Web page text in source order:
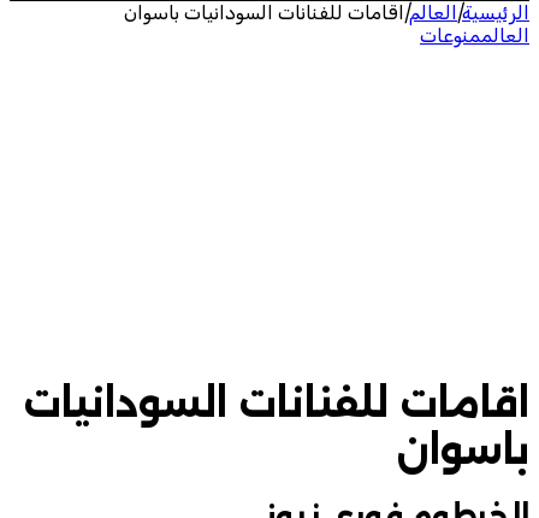
الرئيسية| العالم| اقامات للفنانات السودانيات باسوان
العالممنوعات
اقامات للفنانات السودانيات
باسوان